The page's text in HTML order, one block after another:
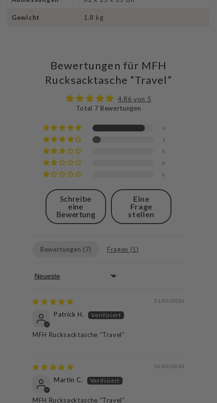
Gewicht 1.8 kg
Bewertungen für MFH
Rucksacktasche “Travel”
4.86 von 5
Total 7 Bewertungen
6
1
0
0
0
Schreibe
eine
Bewertung
Eine
Frage
stellen
Bewertungen (7) Fragen (1 )
Sort by
31/05/2026
Patrick H.
MFH Rucksacktasche “Travel”
10/02/2026
Martin C.
MFH Rucksacktasche “Travel”